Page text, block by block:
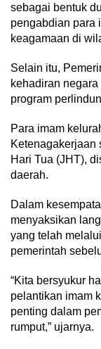
sebagai bentuk
pengabdian para
keagamaan di
Selain itu,
kehadiran
program
Para imam
Ketenagakerjaan
Hari Tua (JHT),
daerah.
Dalam
menyaksikan
yang telah
pemerintah
“Kita bersyukur
pelantikan imam
penting dalam
rumput,” ujarnya.